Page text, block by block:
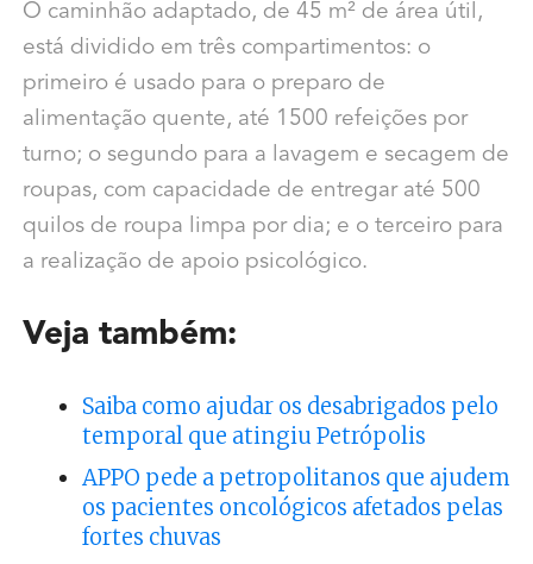
O caminhão adaptado, de 45 m² de área útil,
está dividido em três compartimentos: o
primeiro é usado para o preparo de
alimentação quente, até 1500 refeições por
turno; o segundo para a lavagem e secagem de
roupas, com capacidade de entregar até 500
quilos de roupa limpa por dia; e o terceiro para
a realização de apoio psicológico.
Veja também:
Saiba como ajudar os desabrigados pelo
temporal que atingiu Petrópolis
APPO pede a petropolitanos que ajudem
os pacientes oncológicos afetados pelas
fortes chuvas